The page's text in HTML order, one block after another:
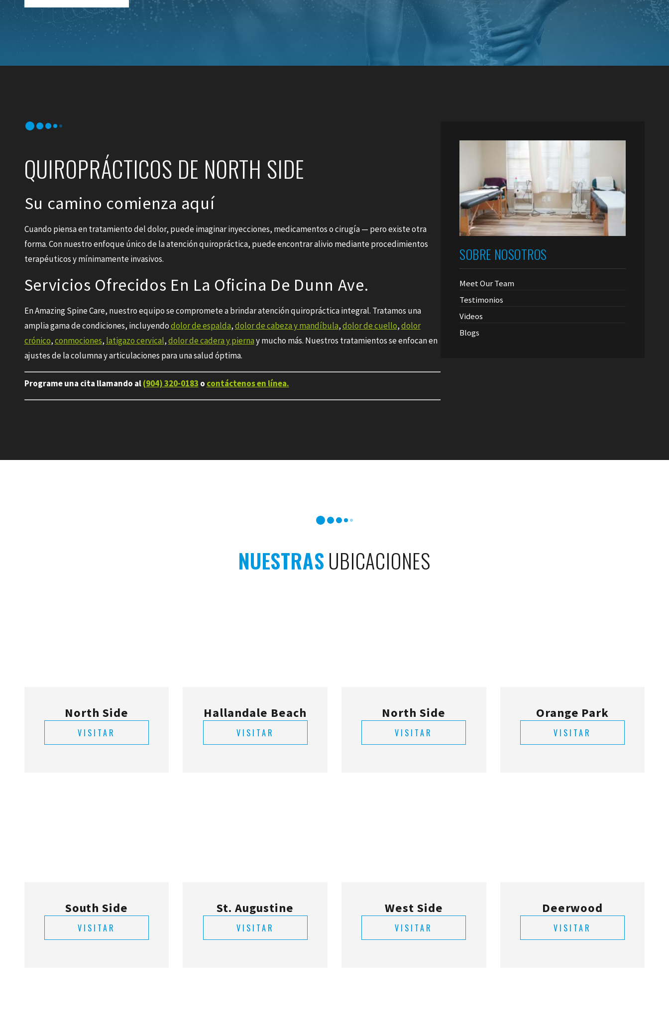
TRATAMIENTO DE NERVIO
PINZADO
TRATAMIENTO DE LIBERACIÓN
MIOFASCIAL
QUIROPRÁCTICOS DE NORTH SIDE
Su camino comienza aquí
Cuando piensa en tratamiento del dolor, puede imaginar inyecciones, medicamentos o cirugía — pero existe otra
forma. Con nuestro enfoque único de la atención quiropráctica, puede encontrar alivio mediante procedimientos
terapéuticos y mínimamente invasivos.
Servicios Ofrecidos En La Oficina De Dunn Ave.
En Amazing Spine Care, nuestro equipo se compromete a brindar atención quiropráctica integral. Tratamos una
amplia gama de condiciones, incluyendodolor de espalda,dolor de cabeza y mandíbula,dolor de cuello,dolor
crónico,conmociones, latigazo cervical,dolor de cadera y piernay mucho más. Nuestros tratamientos se enfocan en
ajustes de la columna y articulaciones para una salud óptima.
Programe una cita llamando al(904) 320-0183 o contáctenos en línea.
SOBRE NOSOTROS
Meet Our Team
Testimonios
Videos
Blogs
NUESTRAS UBICACIONES
North Side
VISITAR
Hallandale Beach
VISITAR
North Side
VISITAR
Orange Park
VISITAR
South Side
VISITAR
St. Augustine
VISITAR
West Side
VISITAR
Deerwood
VISITAR